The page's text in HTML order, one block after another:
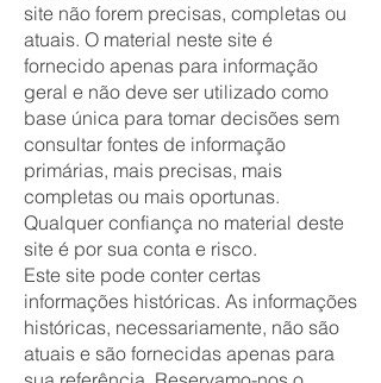
site não forem precisas, completas ou
atuais. O material neste site é
fornecido apenas para informação
geral e não deve ser utilizado como
base única para tomar decisões sem
consultar fontes de informação
primárias, mais precisas, mais
completas ou mais oportunas.
Qualquer confiança no material deste
site é por sua conta e risco.
Este site pode conter certas
informações históricas. As informações
históricas, necessariamente, não são
atuais e são fornecidas apenas para